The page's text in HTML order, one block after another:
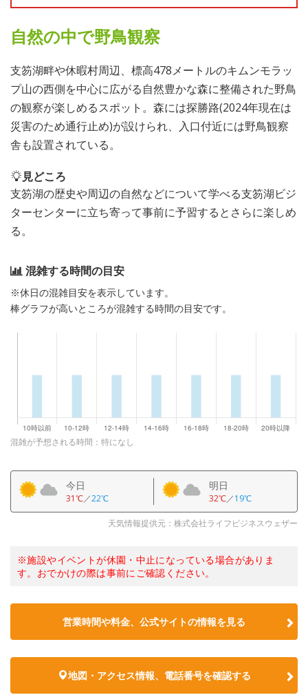
自然の中で野鳥観察
支笏湖畔や休暇村周辺、標高478メートルのキムンモラッ
プ山の西側を中心に広がる自然豊かな森に整備された野鳥
の観察が楽しめるスポット。森には探勝路(2024年現在は
災害のため通行止め)が設けられ、入口付近には野鳥観察
舎も設置されている。
見どころ
支笏湖の歴史や周辺の自然などについて学べる支笏湖ビジ
ターセンターに立ち寄って事前に予習するとさらに楽しめ
る。
混雑する時間の目安
※休日の混雑目安を表示しています。
棒グラフが高いところが混雑する時間の目安です。
混雑が予想される時間：特になし
今日
31℃／22℃
明日
32℃／19℃
天気情報提供元：株式会社ライフビジネスウェザー
※施設やイベントが休園・中止になっている場合がありま
す。おでかけの際は事前にご確認ください。
営業時間や料金、公式サイトの情報を見る
地図・アクセス情報、電話番号を確認する